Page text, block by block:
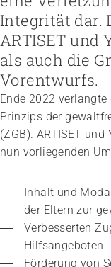
Arbeit und
Betrieb führen und
Sicherheit
Finanzierung regeln
Angebote bewerben
Angebote entwickeln
Nachhaltigkeit fördern
Einkauf organisieren
Berufliche Inklusion
Mit Angehörigen
Lebensende gestalten
Übergänge gestalten
Empowerment stärken
Gesundheitsfragen
Integrität schützen
Bei Demenz begleiten
Psychische
Pflege und Betreuung
Gastronomie und
Weiterbildungen in
Team
Arbeiten bei ARTISET
Mitgliedschaft
Vision, Mission, Werte
Politik und Positionen
Zusammenarbeit
Projekte
Integrität dar.
ARTISET und
als auch die
Vorentwurfs.
Ende 2022
Prinzips der
(ZGB). ARTISET
nun vorliegenden
Inhalt und
der Eltern zur
Verbesserten
Hilfsangeboten
Förderung von